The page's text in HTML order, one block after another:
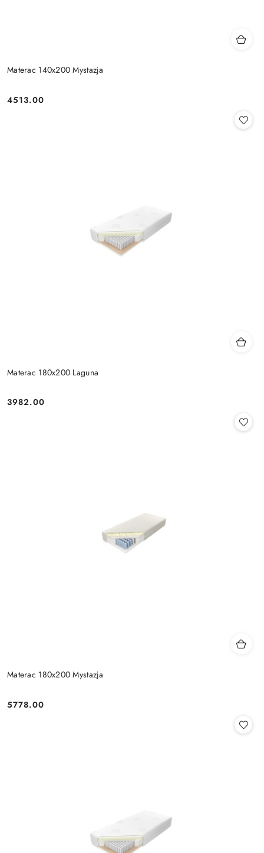
Materac 140x200 Mystazja
Cena:
4513.00
Materac 180x200 Laguna
Cena:
3982.00
Materac 180x200 Mystazja
Cena:
5778.00